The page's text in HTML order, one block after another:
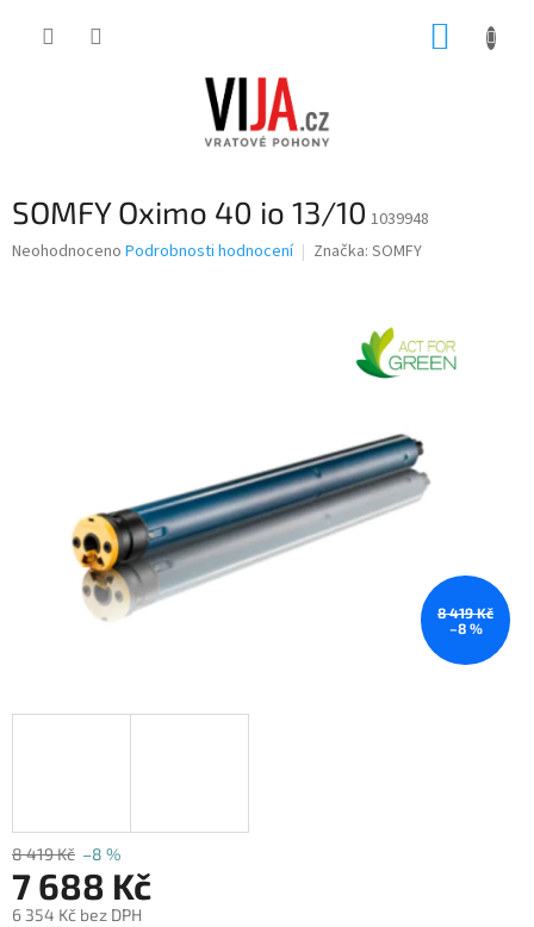
SOMFY Oximo 40 io 13/10 1039948
Průměrné
Neohodnoceno Podrobnosti hodnocení Značka: SOMFY
8 419 Kč
–8 %
8 419 Kč –8 %
7 688 Kč
6 354 Kč bez DPH